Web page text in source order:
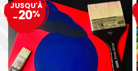
JUSQU'À
-20%